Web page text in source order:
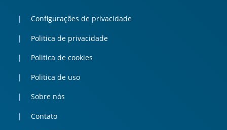
Configurações de privacidade
Politica de privacidade
Politica de cookies
Politica de uso
Sobre nós
Contato